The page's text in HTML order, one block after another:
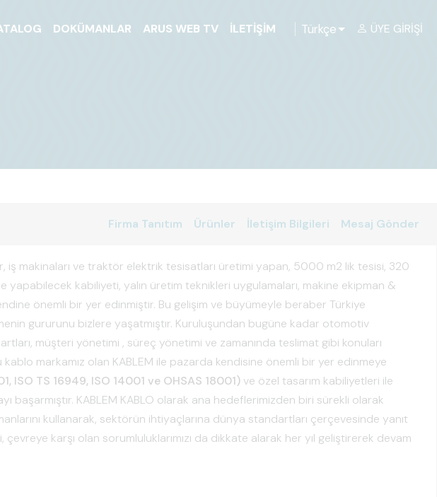
DOKÜMANLAR ARUS WEB TV İLETIŞIM Türkçe ÜYE GIRIŞI
Firma Tanıtım Ürünler İletişim Bilgileri Mesaj Gönder
iş makinaları ve traktör elektrik tesisatları üretimi yapan, 5000 m2 lik tesisi, 320
yapabilecek kabiliyeti, yalın üretim teknikleri uygulamaları, makine ekipman &
önemli bir yer edinmiştir. Bu gelişim ve büyümeyle beraber Türkiye
gururunu bizlere yaşatmıştır. Kuruluşundan bugüne kadar otomotiv
müşteri yönetimi , süreç yönetimi ve zamanında teslimat gibi konuları
markamız olan KABLEM ile pazarda kendisine önemli bir yer edinmeye
ISO TS 16949, ISO 14001 ve OHSAS 18001) ve özel tasarım kabiliyetleri ile
başarmıştır. KABLEM KABLO olarak ana hedeflerimizden biri sürekli olarak
kullanarak, sektörün ihtiyaçlarına dünya standartları çerçevesinde yanıt
çevreye karşı olan sorumluluklarımızı da dikkate alarak her yıl geliştirerek devam